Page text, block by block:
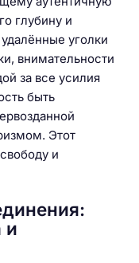
глубину и
уголки
внимательности
за все усилия
быть
Этот
и
и